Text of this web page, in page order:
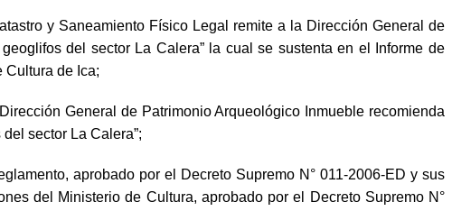
y Saneamiento Físico Legal remite a la Dirección General de
del sector La Calera” la cual se sustenta en el Informe de
Cultura de Ica;
General de Patrimonio Arqueológico Inmueble recomienda
sector La Calera”;
aprobado por el Decreto Supremo N° 011-2006-ED y sus
del Ministerio de Cultura, aprobado por el Decreto Supremo N°